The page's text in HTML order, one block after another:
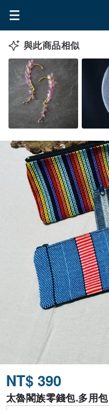
與此商品相似
NT$ 390
太魯閣族零錢包.多用包